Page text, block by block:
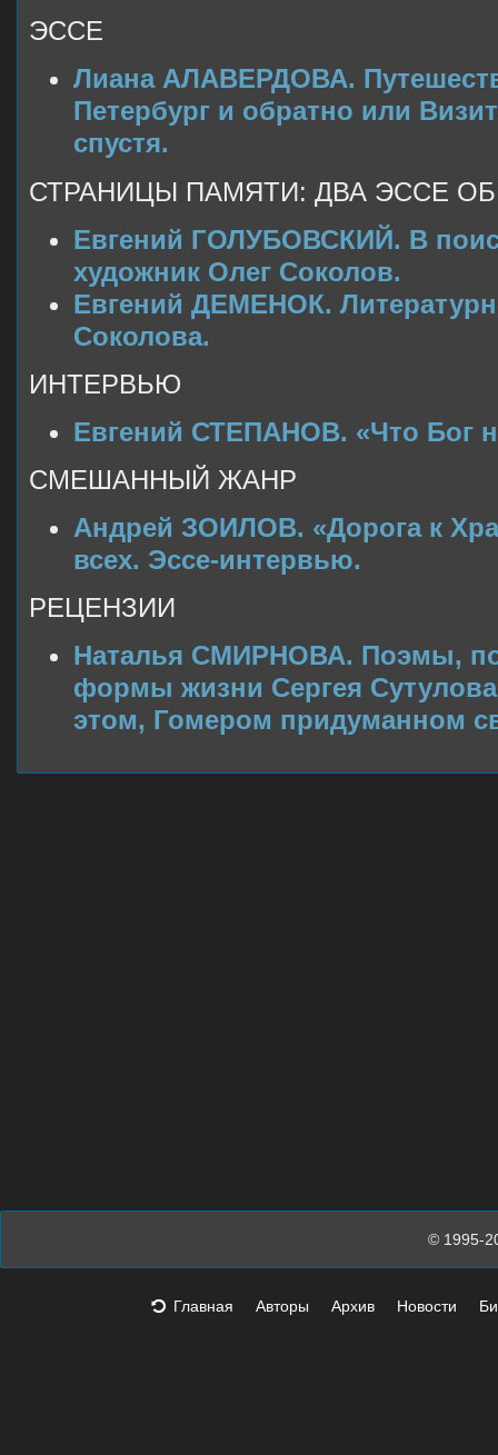
ЭССЕ
Лиана АЛАВЕРДОВА.
Петербург и обратно или
спустя.
СТРАНИЦЫ ПАМЯТИ: ДВА ЭССЕ
Евгений ГОЛУБОВСКИЙ. В
художник Олег Соколов.
Евгений ДЕМЕНОК.
Соколова.
ИНТЕРВЬЮ
Евгений СТЕПАНОВ. «Что Бог
СМЕШАННЫЙ ЖАНР
Андрей ЗОИЛОВ. «Дорога к
всех. Эссе-интервью.
РЕЦЕНЗИИ
Наталья СМИРНОВА. Поэмы,
формы жизни Сергея
этом, Гомером придуманном
© 1995-
Главная Авторы Архив Новости